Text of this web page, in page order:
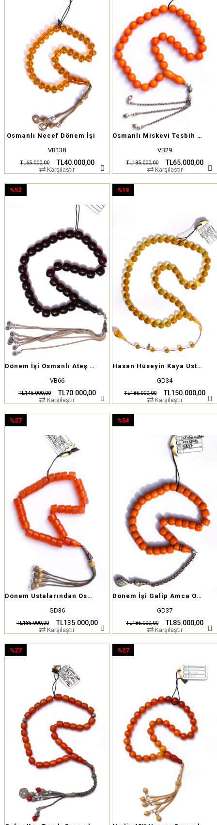
Osmanlı Necef Dönem İşi
VB138
TL40.000,00
TL65.000,00
Karşılaştır
Osmanlı Miskevi Tesbih Mustafa Algan İşçiliğiyle
VB29
TL65.000,00
TL185.000,00
Karşılaştır
Dönem İşi Osmanlı Ateş Kehribar Tesbih
VB66
TL70.000,00
TL145.000,00
%52
Karşılaştır
Hasan Hüseyin Kaya Usta Eseri Şeffaf Çubuk Katalin
GD34
TL150.000,00
TL185.000,00
%19
Karşılaştır
Dönem Ustalarından Osmanlı Miskevi Tesbih – Yüzyıllık Zarafet
GD36
TL135.000,00
TL185.000,00
%27
Karşılaştır
Dönem İşi Galip Amca Osmanlı Miskevi Tesbih
GD37
TL85.000,00
TL185.000,00
%54
Karşılaştır
%27
%27